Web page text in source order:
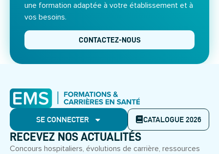
une formation adaptée à votre établissement et à
vos besoins.
CONTACTEZ-NOUS
SE CONNECTER CATALOGUE 2026
RECEVEZ NOS ACTUALITÉS
Concours hospitaliers, évolutions de carrière, ressources